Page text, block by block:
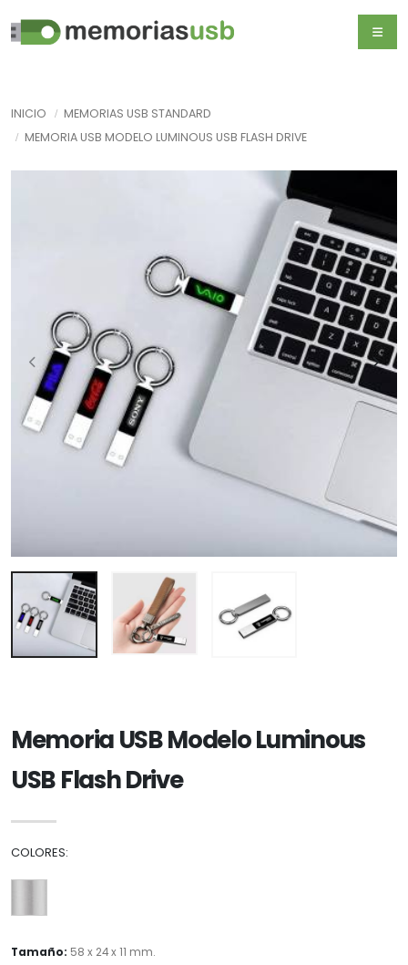
INICIO
MEMORIAS USB STANDARD
MEMORIA USB MODELO LUMINOUS USB FLASH DRIVE
Memoria USB Modelo Luminous
USB Flash Drive
COLORES:
Tamaño: 58 x 24 x 11 mm.